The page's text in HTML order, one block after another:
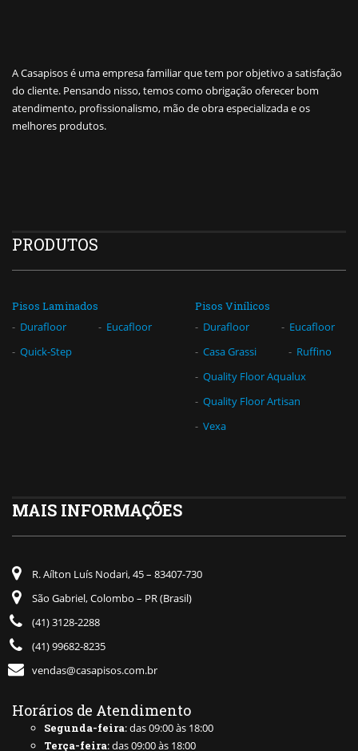
A Casapisos é uma empresa familiar que tem por objetivo a satisfação
do cliente. Pensando nisso, temos como obrigação oferecer bom
atendimento, profissionalismo, mão de obra especializada e os
melhores produtos.
PRODUTOS
Pisos Laminados
Durafloor
Eucafloor
Quick-Step
Pisos Vinílicos
Durafloor
Eucafloor
Casa Grassi
Ruffino
Quality Floor Aqualux
Quality Floor Artisan
Vexa
MAIS INFORMAÇÕES
R. Aílton Luís Nodari, 45 – 83407-730
São Gabriel, Colombo – PR (Brasil)
(41) 3128-2288
(41) 99682-8235
vendas@casapisos.com.br
Horários de Atendimento
Segunda-feira: das 09:00 às 18:00
Terça-feira: das 09:00 às 18:00